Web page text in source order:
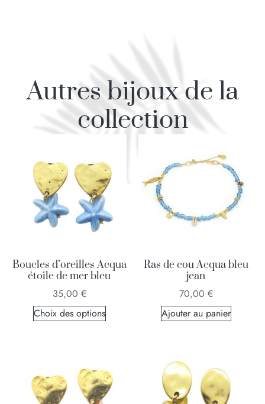
Autres bijoux de la
collection
Boucles d’oreilles Acqua
étoile de mer bleu
35,00 €
Choix des options
Ras de cou Acqua bleu
jean
70,00 €
Ajouter au panier